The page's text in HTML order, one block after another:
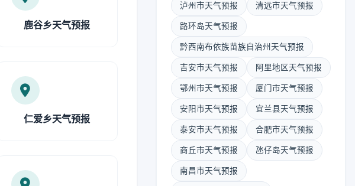
鹿谷乡天气预报
仁爱乡天气预报
泸州市天气预报 清远市天气预报
路环岛天气预报
黔西南布依族苗族自治州天气预报
吉安市天气预报 阿里地区天气预报
鄂州市天气预报 厦门市天气预报
安阳市天气预报 宜兰县天气预报
泰安市天气预报 合肥市天气预报
商丘市天气预报 氹仔岛天气预报
南昌市天气预报